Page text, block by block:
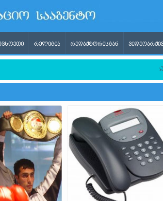
ᲠᲔᲚᲘᲒᲘᲐ ᲠᲔᲓᲐᲥᲢᲝᲠᲘᲡᲒᲐᲜ
დაკავშირებით განმარტებამ კითხვებზე